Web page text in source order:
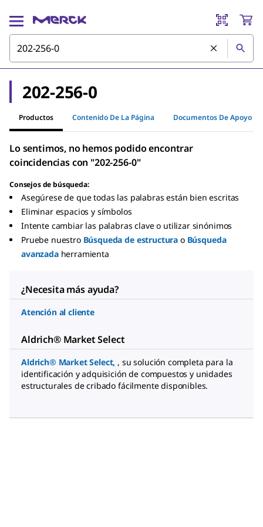
202-256-0
Productos Contenido De La Página Documentos De Apoyo
Lo sentimos, no hemos podido encontrar
coincidencias con "202-256-0"
Consejos de búsqueda:
Asegúrese de que todas las palabras están bien escritas
Eliminar espacios y símbolos
Intente cambiar las palabras clave o utilizar sinónimos
Pruebe nuestro Búsqueda de estructura o Búsqueda
avanzada herramienta
¿Necesita más ayuda?
Atención al cliente
Aldrich® Market Select
Aldrich® Market Select, , su solución completa para la
identificación y adquisición de compuestos y unidades
estructurales de cribado fácilmente disponibles.